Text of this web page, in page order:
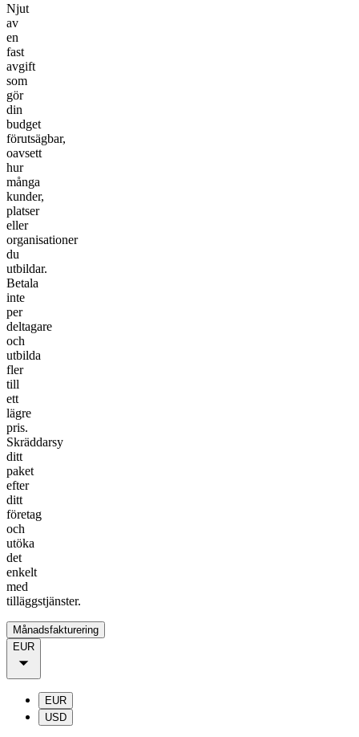
Njut
av
en
fast
avgift
som
gör
din
budget
förutsägbar,
oavsett
hur
många
kunder,
platser
eller
organisationer
du
utbildar.
Betala
inte
per
deltagare
och
utbilda
fler
till
ett
lägre
pris.
Skräddarsy
ditt
paket
efter
ditt
företag
och
utöka
det
enkelt
med
tilläggstjänster.
Månadsfakturering
EUR
EUR
USD